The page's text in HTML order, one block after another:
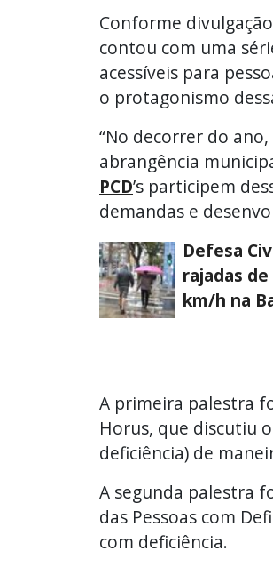
Conforme
contou com uma
acessíveis para
o protagonismo
“No decorrer do
abrangência
PCD’s participem
demandas e
Defesa
rajadas
km/h na
A primeira palestra
Horus, que discutiu
deficiência) de
A segunda palestra
das Pessoas com
com deficiência.